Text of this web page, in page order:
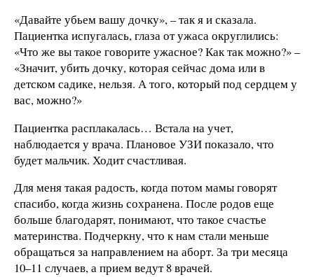
«Давайте убьем вашу дочку», – так я и сказала.
Пациентка испугалась, глаза от ужаса округлились:
«Что же вы такое говорите ужасное? Как так можно?» –
«Значит, убить дочку, которая сейчас дома или в
детском садике, нельзя. А того, который под сердцем у
вас, можно?»
Пациентка расплакалась… Встала на учет,
наблюдается у врача. Плановое УЗИ показало, что
будет мальчик. Ходит счастливая.
Для меня такая радость, когда потом мамы говорят
спасибо, когда жизнь сохранена. После родов еще
больше благодарят, понимают, что такое счастье
материнства. Подчеркну, что к нам стали меньше
обращаться за направлением на аборт. За три месяца
10–11 случаев, а прием ведут 8 врачей.